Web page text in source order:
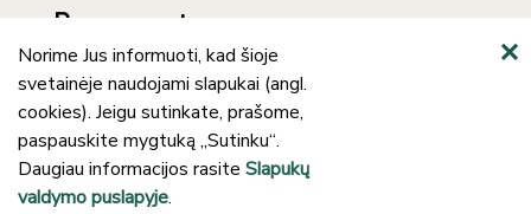
Prenumerata
Norime Jus informuoti, kad šioje
svetainėje naudojami slapukai (angl.
cookies). Jeigu sutinkate, prašome,
paspauskite mygtuką „Sutinku“.
Daugiau informacijos rasite Slapukų
valdymo puslapyje.